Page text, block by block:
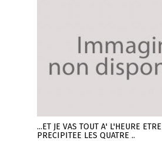
...ET JE VAS TOUT A' L'HEURE ETRE
PRECIPITEE LES QUATRE ..